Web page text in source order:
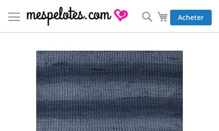
au
contenu
Mon panier
Acheter
Rechercher